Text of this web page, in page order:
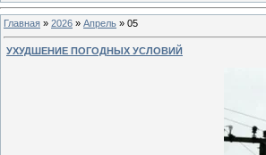
Главная » 2026 » Апрель » 05
УХУДШЕНИЕ ПОГОДНЫХ УСЛОВИЙ